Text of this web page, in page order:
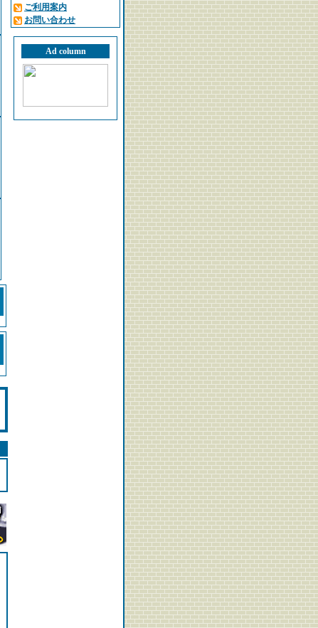
ご利用案内
お問い合わせ
Ad column